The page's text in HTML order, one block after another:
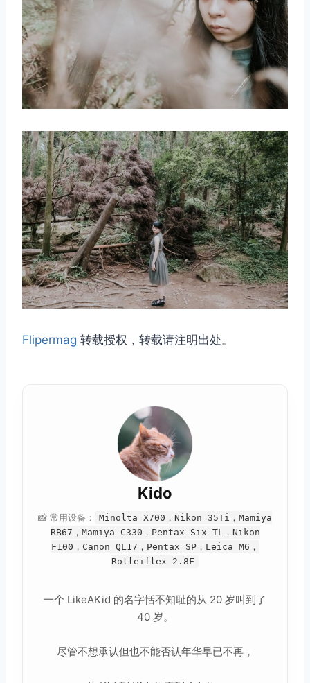
Flipermag 转载授权，转载请注明出处。
Kido
📸 常用设备：
Minolta X700，Nikon 35Ti，Mamiya
RB67，Mamiya C330，Pentax Six TL，Nikon
F100，Canon QL17，Pentax SP，Leica M6，
Rolleiflex 2.8F
一个 LikeAKid 的名字恬不知耻的从 20 岁叫到了
40 岁。
尽管不想承认但也不能否认年华早已不再，
取消 搜索